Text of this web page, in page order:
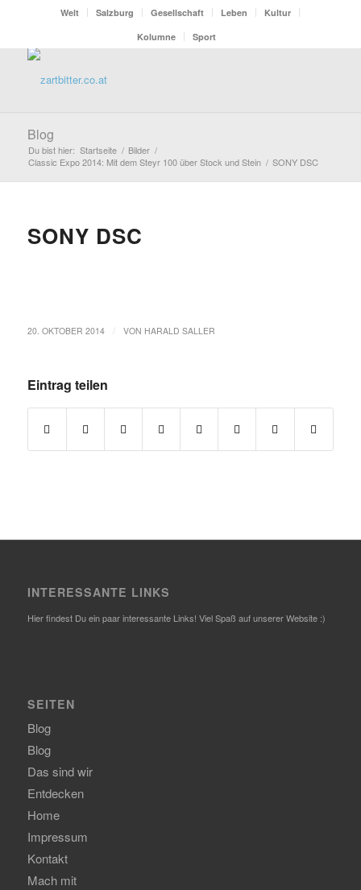
Welt Salzburg Gesellschaft Leben
Kultur
Kolumne
Sport
Blog
Du bist hier: Startseite / Bilder /
Classic Expo 2014: Mit dem Steyr 100 über Stock und Stein / SONY DSC
SONY DSC
20. OKTOBER 2014 VON HARALD SALLER
Eintrag teilen
INTERESSANTE LINKS
Hier findest Du ein paar interessante Links! Viel Spaß auf unserer Website :)
SEITEN
Blog
Blog
Das sind wir
Entdecken
Home
Impressum
Kontakt
Mach mit